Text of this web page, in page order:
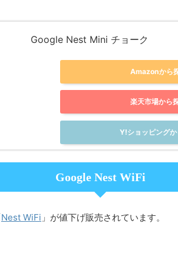
Google Nest Mini チョーク
Amazonから
楽天市場から
Y!ショッピング
Google Nest WiFi
Nest WiFi 」が値下げ販売されています。